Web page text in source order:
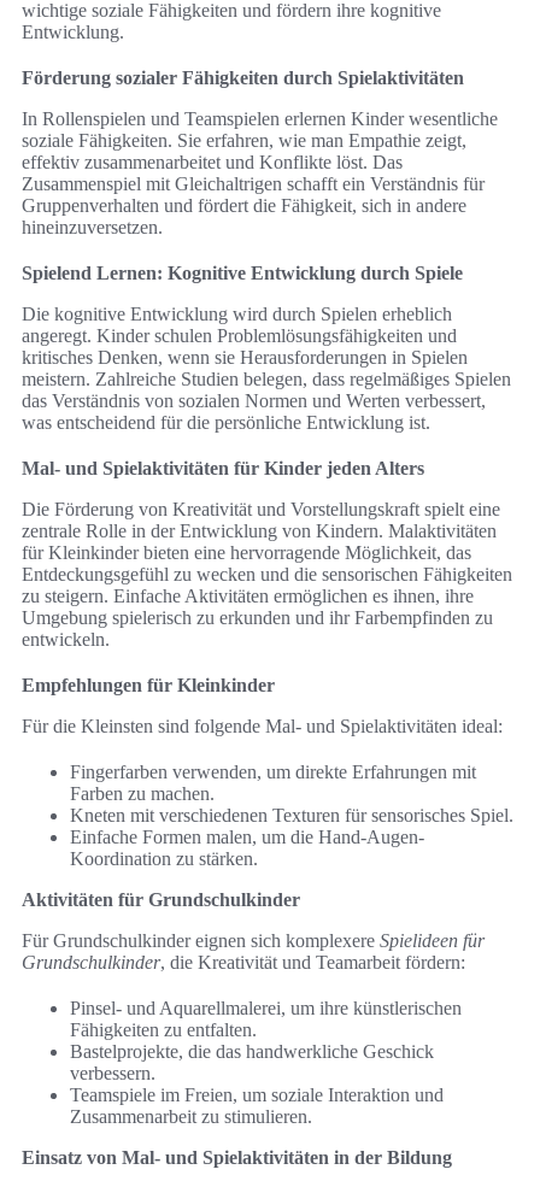
wichtige soziale Fähigkeiten und fördern ihre kognitive
Entwicklung.
Förderung sozialer Fähigkeiten durch Spielaktivitäten
In Rollenspielen und Teamspielen erlernen Kinder wesentliche
soziale Fähigkeiten. Sie erfahren, wie man Empathie zeigt,
effektiv zusammenarbeitet und Konflikte löst. Das
Zusammenspiel mit Gleichaltrigen schafft ein Verständnis für
Gruppenverhalten und fördert die Fähigkeit, sich in andere
hineinzuversetzen.
Spielend Lernen: Kognitive Entwicklung durch Spiele
Die kognitive Entwicklung wird durch Spielen erheblich
angeregt. Kinder schulen Problemlösungsfähigkeiten und
kritisches Denken, wenn sie Herausforderungen in Spielen
meistern. Zahlreiche Studien belegen, dass regelmäßiges Spielen
das Verständnis von sozialen Normen und Werten verbessert,
was entscheidend für die persönliche Entwicklung ist.
Mal- und Spielaktivitäten für Kinder jeden Alters
Die Förderung von Kreativität und Vorstellungskraft spielt eine
zentrale Rolle in der Entwicklung von Kindern. Malaktivitäten
für Kleinkinder bieten eine hervorragende Möglichkeit, das
Entdeckungsgefühl zu wecken und die sensorischen Fähigkeiten
zu steigern. Einfache Aktivitäten ermöglichen es ihnen, ihre
Umgebung spielerisch zu erkunden und ihr Farbempfinden zu
entwickeln.
Empfehlungen für Kleinkinder
Für die Kleinsten sind folgende Mal- und Spielaktivitäten ideal:
Fingerfarben verwenden, um direkte Erfahrungen mit
Farben zu machen.
Kneten mit verschiedenen Texturen für sensorisches Spiel.
Einfache Formen malen, um die Hand-Augen-
Koordination zu stärken.
Aktivitäten für Grundschulkinder
Für Grundschulkinder eignen sich komplexere Spielideen für
Grundschulkinder, die Kreativität und Teamarbeit fördern:
Pinsel- und Aquarellmalerei, um ihre künstlerischen
Fähigkeiten zu entfalten.
Bastelprojekte, die das handwerkliche Geschick
verbessern.
Teamspiele im Freien, um soziale Interaktion und
Zusammenarbeit zu stimulieren.
Einsatz von Mal- und Spielaktivitäten in der Bildung